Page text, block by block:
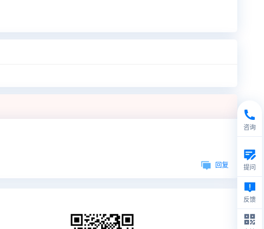
回复
咨询
提问
反馈